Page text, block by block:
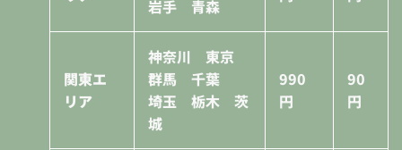
岩手 青森
関東エ
リア
神奈川 東京
群馬 千葉
埼玉 栃木 茨
城
990
円
90
円